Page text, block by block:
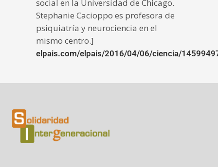
social en la Universidad de Chicago.
Stephanie Cacioppo es profesora de
psiquiatría y neurociencia en el
mismo centro.]
elpais.com/elpais/2016/04/06/ciencia/